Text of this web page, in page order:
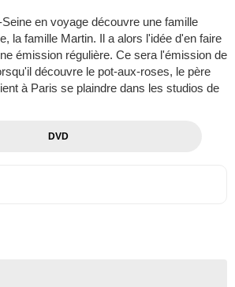
en voyage découvre une famille
la famille Martin. Il a alors l'idée d'en faire
émission régulière. Ce sera l'émission de
découvre le pot-aux-roses, le père
à Paris se plaindre dans les studios de
DVD